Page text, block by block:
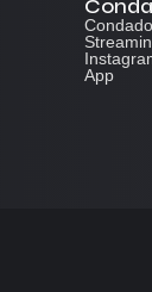
App